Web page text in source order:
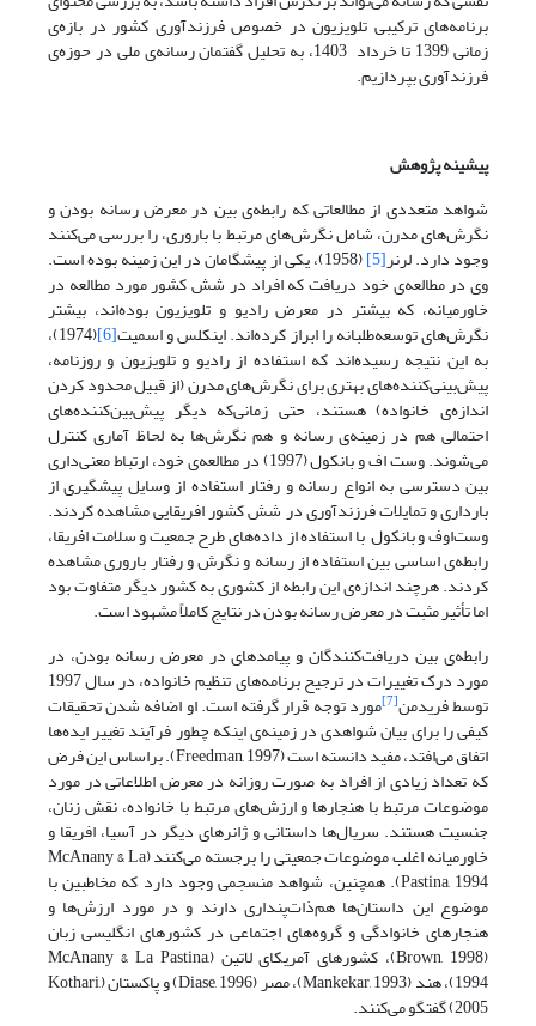
برنامه‌های ترکیبی تلویزیون در خصوص فرزندآوری کشور در بازه‌ی
زمانی 1399 تا خرداد 1403، به تحلیل گفتمان رسانه‌ی ملی در حوزه‌ی
فرزندآوری بپردازیم.
پیشینه پژوهش
شواهد متعددی از مطالعاتی که رابطه‌ی بین در معرض رسانه بودن و
نگرش‌های مدرن، شامل نگرش‌های مرتبط با باروری، را بررسی می‌کنند
وجود دارد. لرنر[5] (1958)، یکی از پیشگامان در این زمینه بوده است.
وی در مطالعه‌ی خود دریافت که افراد در شش کشور مورد مطالعه در
خاورمیانه، که بیشتر در معرض رادیو و تلویزیون بوده‌اند، بیشتر
نگرش‌های توسعه‌طلبانه را ابراز کرده‌اند. اینکلس و اسمیت[6] (1974)،
به این نتیجه رسیده‌اند که استفاده از رادیو و تلویزیون و روزنامه،
پیش‌بینی‌کننده‌های بهتری برای نگرش‌های مدرن (از قبیل محدود کردن
اندازه‌ی خانواده) هستند، حتی زمانی‌که دیگر پیش‌بین‌کننده‌های
احتمالی هم در زمینه‌ی رسانه و هم نگرش‌ها به لحاظ آماری کنترل
می‌شوند. وست اف و بانکول (1997) در مطالعه‌ی خود، ارتباط معنی‌داری
بین دسترسی به انواع رسانه و رفتار استفاده از وسایل پیشگیری از
بارداری و تمایلات فرزندآوری در شش کشور افریقایی مشاهده کردند.
وست‌ا‌وف و بانکول با استفاده از داده‌های طرح جمعیت و سلامت افریقا،
رابطه‌ی اساسی بین استفاده از رسانه و نگرش و رفتار باروری مشاهده
کردند. هرچند اندازه‌ی این رابطه از کشوری به کشور دیگر متفاوت بود
اما تأثیر مثبت در معرض رسانه بودن در نتایج کاملاً مشهود است.
رابطه‌ی بین دریافت‌کنندگان و پیامدهای در معرض رسانه بودن، در
مورد درک تغییرات در ترجیح برنامه‌های تنظیم خانواده، در سال 1997
توسط فریدمن[7] مورد توجه قرار گرفته است. او اضافه شدن تحقیقات
کیفی را برای بیان شواهدی در زمینه‌ی اینکه چطور فرآیند تغییر ایده‌ها
اتفاق می‌افتد، مفید دانسته است (Freedman, 1997). براساس این فرض
که تعداد زیادی از افراد به صورت روزانه در معرض اطلاعاتی در مورد
موضوعات مرتبط با هنجارها و ارزش‌های مرتبط با خانواده، نقش زنان،
جنسیت هستند. سریال‌ها داستانی و ژانرهای دیگر در آسیا، افریقا و
خاورمیانه اغلب موضوعات جمعیتی را برجسته می‌کنند (McAnany & La
Pastina, 1994). همچنین، شواهد منسجمی وجود دارد که مخاطبین با
موضوع این داستان‌ها هم‌ذات‌پنداری دارند و در مورد ارزش‌ها و
هنجارهای خانوادگی و گروه‌های اجتماعی در کشورهای انگلیسی زبان
(Brown, 1998)، کشورهای آمریکای لاتین (McAnany & La Pastina,
1994)، هند (Mankekar, 1993)، مصر (Diase, 1996) و پاکستان (Kothari,
2005) گفتگو می‌کنند.